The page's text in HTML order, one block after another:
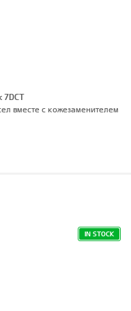
7DCT
вместе с кожезаменителем
IN STOCK